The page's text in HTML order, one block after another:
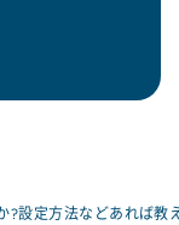
?設定方法などあれば教